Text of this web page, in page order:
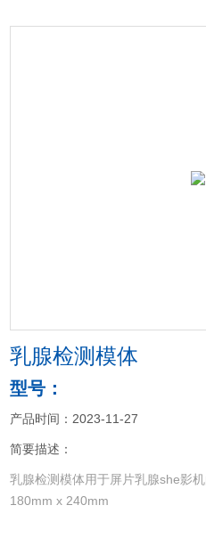
乳腺检测模体
型号：
产品时间：2023-11-27
简要描述：
乳腺检测模体用于屏片乳腺she影
180mm x 240mm